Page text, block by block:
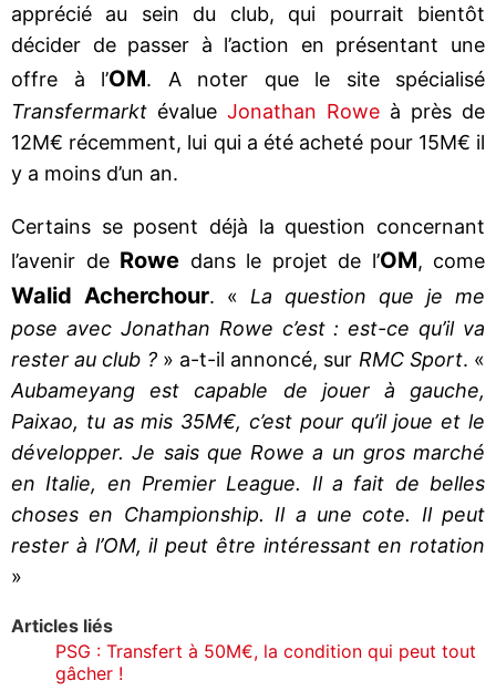
apprécié au sein du club, qui pourrait bientôt
décider de passer à l’action en présentant une
offre à l’OM. A noter que le site spécialisé
Transfermarkt évalue Jonathan Rowe à près de
12M€ récemment, lui qui a été acheté pour 15M€ il
y a moins d’un an.
Certains se posent déjà la question concernant
l’avenir de Rowe dans le projet de l’OM, come
Walid Acherchour. « La question que je me
pose avec Jonathan Rowe c’est : est-ce qu’il va
rester au club ?» a-t-il annoncé, sur RMC Sport. «
Aubameyang est capable de jouer à gauche,
Paixao, tu as mis 35M€, c’est pour qu’il joue et le
développer. Je sais que Rowe a un gros marché
en Italie, en Premier League. Il a fait de belles
choses en Championship. Il a une cote. Il peut
rester à l’OM, il peut être intéressant en rotation
»
Articles liés
PSG : Transfert à 50M€, la condition qui peut tout
gâcher !